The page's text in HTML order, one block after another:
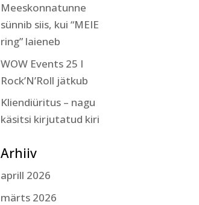
Meeskonnatunne
sünnib siis, kui “MEIE
ring” laieneb
WOW Events 25 I
Rock’N’Roll jätkub
Kliendiüritus – nagu
käsitsi kirjutatud kiri
Arhiiv
aprill 2026
märts 2026